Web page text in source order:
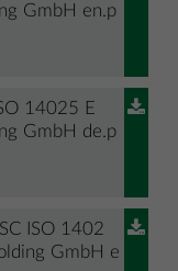
GmbH en.p
14025 E
GmbH de.p
ISO 1402
GmbH e